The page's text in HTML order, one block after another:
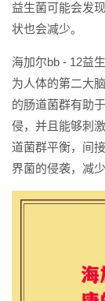
益生菌可能会发
状也会减少。
海加尔bb - 12益
为人体的第二大
的肠道菌群有助
侵，并且能够刺
道菌群平衡，间
界菌的侵袭，减